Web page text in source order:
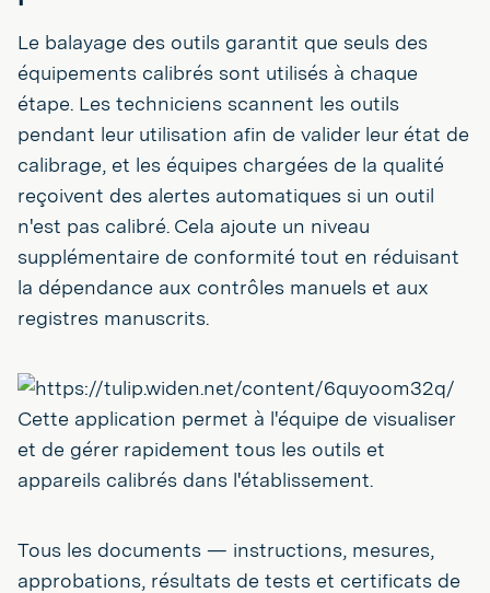
Le balayage des outils garantit que seuls des
équipements calibrés sont utilisés à chaque
étape. Les techniciens scannent les outils
pendant leur utilisation afin de valider leur état de
calibrage, et les équipes chargées de la qualité
reçoivent des alertes automatiques si un outil
n'est pas calibré. Cela ajoute un niveau
supplémentaire de conformité tout en réduisant
la dépendance aux contrôles manuels et aux
registres manuscrits.
Cette application permet à l'équipe de visualiser
et de gérer rapidement tous les outils et
appareils calibrés dans l'établissement.
Tous les documents — instructions, mesures,
approbations, résultats de tests et certificats de